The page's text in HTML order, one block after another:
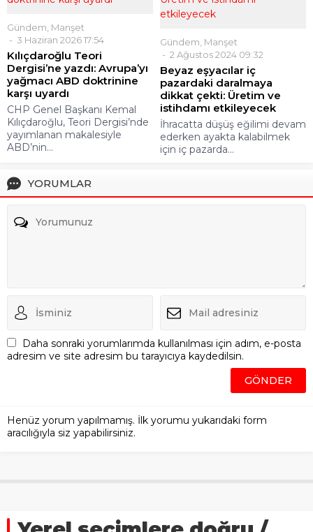
Gündem, Manşet
3 Haziran 2026 17:54
Kılıçdaroğlu Teori
Dergisi’ne yazdı: Avrupa’yı
yağmacı ABD doktrinine
karşı uyardı
CHP Genel Başkanı Kemal
Kılıçdaroğlu, Teori Dergisi’nde
yayımlanan makalesiyle
ABD’nin...
Gündem, Manşet
2 Ağustos 2024 09:32
Beyaz eşyacılar iç
pazardaki daralmaya
dikkat çekti: Üretim ve
istihdamı etkileyecek
İhracatta düşüş eğilimi devam
ederken ayakta kalabilmek
için iç pazarda...
YORUMLAR
Daha sonraki yorumlarımda kullanılması için adım, e-posta
adresim ve site adresim bu tarayıcıya kaydedilsin.
Henüz yorum yapılmamış. İlk yorumu yukarıdaki form
aracılığıyla siz yapabilirsiniz.